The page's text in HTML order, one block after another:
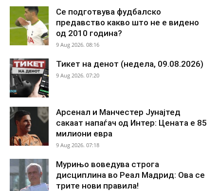
Се подготвува фудбалско
предавство какво што не е видено
од 2010 година?
9 Aug 2026. 08:16
Тикет на денот (недела, 09.08.2026)
9 Aug 2026. 07:20
Арсенал и Манчестер Јунајтед
сакаат напаѓач од Интер: Цената е 85
милиони евра
9 Aug 2026. 07:18
Мурињо воведува строга
дисциплина во Реал Мадрид: Ова се
трите нови правила!